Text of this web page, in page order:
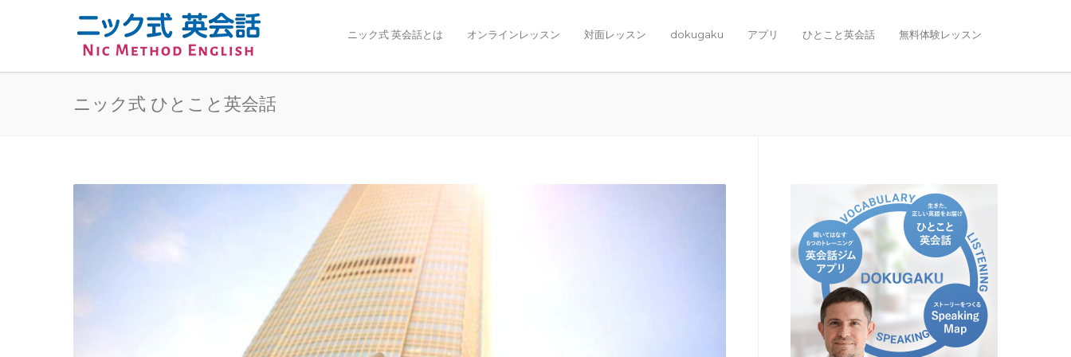
ニック式 英会話とは オンラインレッスン 対面レッスン dokugaku アプリ ひとこと英会話 無料体験レッスン
ニック式 ひとこと英会話